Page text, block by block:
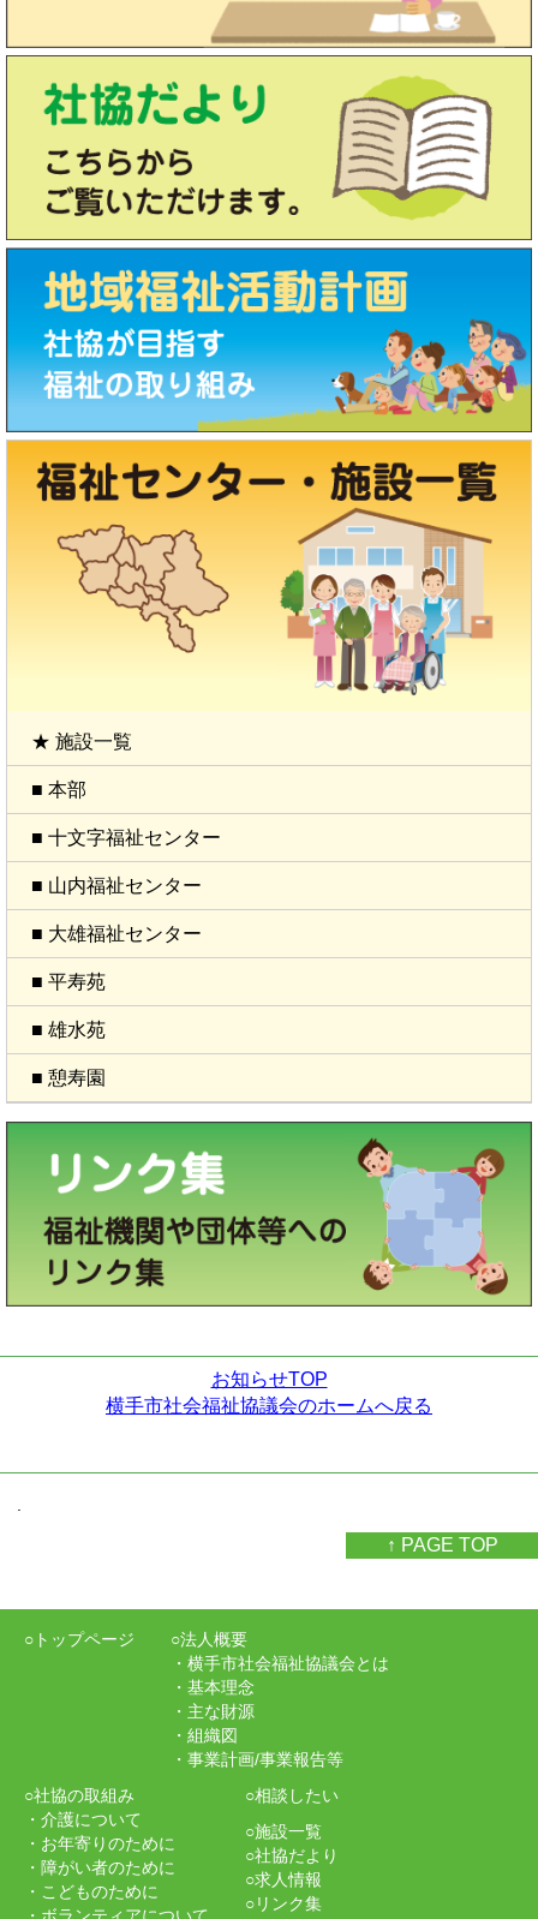
★ 施設一覧
■ 本部
■ 十文字福祉センター
■ 山内福祉センター
■ 大雄福祉センター
■ 平寿苑
■ 雄水苑
■ 憩寿園
お知らせTOP
横手市社会福祉協議会のホームへ戻る
↑ PAGE TOP
○トップページ
○法人概要
・横手市社会福祉協議会とは
・基本理念
・主な財源
・組織図
・事業計画/事業報告等
○社協の取組み
・介護について
・お年寄りのために
・障がい者のために
・こどものために
○相談したい
○施設一覧
○社協だより
○求人情報
○リンク集